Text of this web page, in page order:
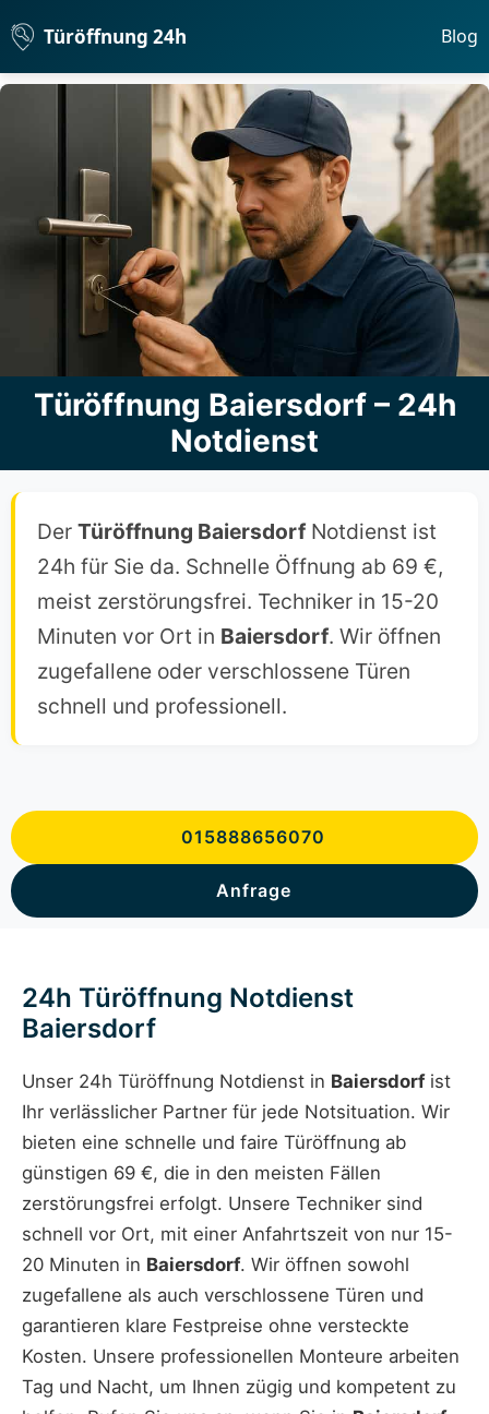
Türöffnung 24h Blog
Türöffnung Baiersdorf – 24h
Notdienst
Der Türöffnung Baiersdorf Notdienst ist
24h für Sie da. Schnelle Öffnung ab 69 €,
meist zerstörungsfrei. Techniker in 15-20
Minuten vor Ort in Baiersdorf. Wir öffnen
zugefallene oder verschlossene Türen
schnell und professionell.
015888656070
Anfrage
24h Türöffnung Notdienst
Baiersdorf
Unser 24h Türöffnung Notdienst in Baiersdorfist
Ihr verlässlicher Partner für jede Notsituation. Wir
bieten eine schnelle und faire Türöffnung ab
günstigen 69 €, die in den meisten Fällen
zerstörungsfrei erfolgt. Unsere Techniker sind
schnell vor Ort, mit einer Anfahrtszeit von nur 15-
20 Minuten in Baiersdorf. Wir öffnen sowohl
zugefallene als auch verschlossene Türen und
garantieren klare Festpreise ohne versteckte
Kosten. Unsere professionellen Monteure arbeiten
Tag und Nacht, um Ihnen zügig und kompetent zu